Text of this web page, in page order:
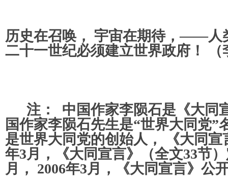
历史在召唤， 宇宙在期待，——人
二十一世纪必须建立世界政府！ （
注： 中国作家李陨石是《大同
国作家李陨石先生是“世界大同党”
是世界大同党的创始人， 《大同宣
年3月，《大同宣言》（全文33节
月， 2006年3月，《大同宣言》公